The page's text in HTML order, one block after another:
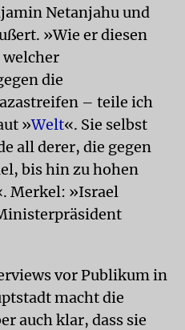
Netanjahu und
»Wie er diesen
die
– teile ich
»Welt«. Sie selbst
all derer, die gegen
bis hin zu hohen
Merkel: »Israel
vor Publikum in
macht die
auch klar, dass sie